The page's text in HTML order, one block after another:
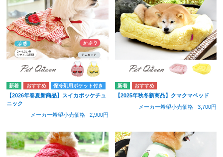
保冷剤用ポケット付き
【2026年春夏新商品】スイカポッケチュ
ニック
メーカー希望小売価格
2,900円
【2025年秋冬新商品】クマクマベッド
メーカー希望小売価格
3,700円